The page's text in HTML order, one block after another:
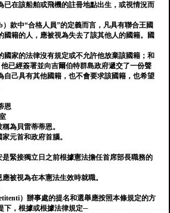
已在該船舶或飛機的註冊地點出生，或視情況而
）款中“合格人員”的定義而言，凡具有聯合王國
國籍的人，應被視為失去了該其他人的國籍。國
國家的法律沒有規定或不允許他放棄該國籍；和
已經簽署並向吉爾伯特群島政府遞交了一份聲
自己​​具有其他國籍，也不會要求該國籍，也希望
恩
為貝雷蒂蒂恩。
元首和政府首腦。
是緊接獨立日之前根據憲法擔任首席部長職務的
被視為在本憲法生效時就職。
）辦事處的提名和選舉應按照本條規定的方
下，根據或根據法律規定─